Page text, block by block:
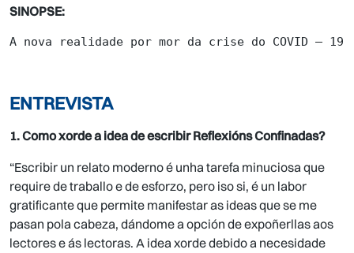
SINOPSE:
A nova realidade por mor da crise do COVID –
ENTREVISTA
1. Como xorde a idea de escribir Reflexións Confinadas?
“Escribir un relato moderno é unha tarefa minuciosa que
require de traballo e de esforzo, pero iso si, é un labor
gratificante que permite manifestar as ideas que se me
pasan pola cabeza, dándome a opción de expoñerllas aos
lectores e ás lectoras. A idea xorde debido a necesidade